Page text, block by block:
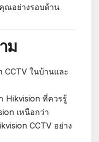
ณอย่างรอบด้าน
ม
CCTV ในบ้านและ
Hikvision ที่ควรรู้
เหนือกว่า
CCTV อย่าง